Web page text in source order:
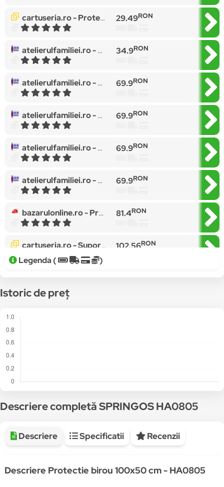
cartuseria.ro -Protectie pardoseala pentru scaun de birou, 100x50 cm, grosime 0.5 mm 29.49RON
atelierulfamiliei.ro -Protectie birou transparenta
34.9RON
atelierulfamiliei.ro -Mapa protectie birou din
69.9RON
atelierulfamiliei.ro -Mapa protectie birou din
69.9RON
atelierulfamiliei.ro -Mapa protectie birou din
69.9RON
atelierulfamiliei.ro -Mapa protectie birou din
69.9RON
bazarulonline.ro -Protectie PVC pentru birou, mobilier, 1.5 mm grosime, 120x90 cm, transparenta Engros 81.4RON
cartuseria.ro -Suport pentru protectie birou, 100x50 cm, grosime 0.5 mm, transparent 102.56RON
Legenda ( )
Istoric de preț
Descriere completă SPRINGOS HA0805
Descriere Specificatii Recenzii
Descriere Protectie birou 100x50 cm - HA0805